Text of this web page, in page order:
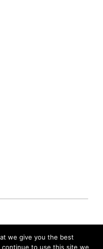
we give you the best
to use this site we